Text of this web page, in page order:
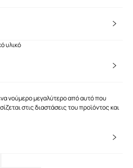
υλικό
νούμερο μεγαλύτερο από αυτό που
στις διαστάσεις του προϊόντος και